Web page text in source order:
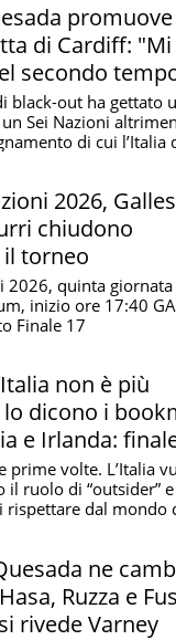
di Cardiff:
secondo
black-out ha gettato
Sei Nazioni
di cui l’Italia
2026,
chiudono
torneo
2026, quinta
ore 17:40 GALLES
Finale 17
non è più
dicono i
e Irlanda:
prime volte. L’Italia
il ruolo di “outsider” e
rispettare dal mondo
ne
Ruzza e
rivede Varney